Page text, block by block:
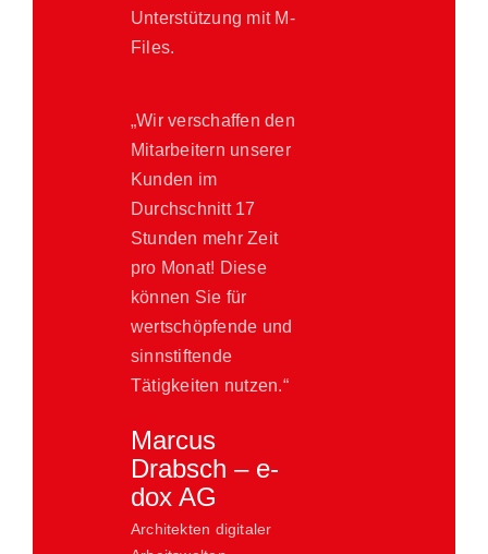
Unterstützung mit M-
Files.
„Wir verschaffen den
Mitarbeitern unserer
Kunden im
Durchschnitt 17
Stunden mehr Zeit
pro Monat! Diese
können Sie für
wertschöpfende und
sinnstiftende
Tätigkeiten nutzen.“
Marcus
Drabsch – e-
dox AG
Architekten digitaler